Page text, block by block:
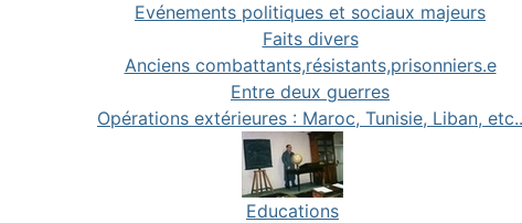
Evénements politiques et sociaux majeurs
Faits divers
Anciens combattants,résistants,prisonniers.e
Entre deux guerres
Opérations extérieures : Maroc, Tunisie, Liban, etc..
Educations